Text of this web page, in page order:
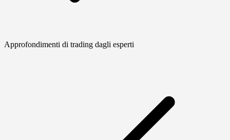
Approfondimenti di trading dagli esperti